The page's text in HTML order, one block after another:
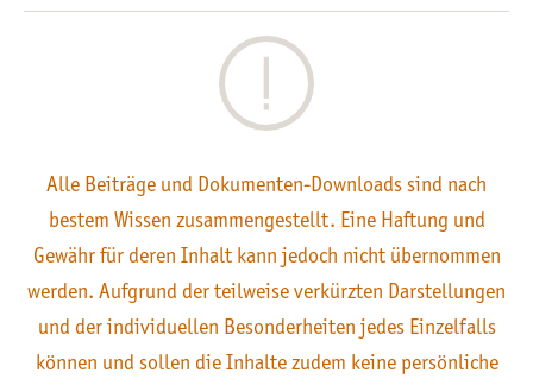
Alle Beiträge und Dokumenten-Downloads sind nach
bestem Wissen zusammengestellt. Eine Haftung und
Gewähr für deren Inhalt kann jedoch nicht übernommen
werden. Aufgrund der teilweise verkürzten Darstellungen
und der individuellen Besonderheiten jedes Einzelfalls
können und sollen die Inhalte zudem keine persönliche